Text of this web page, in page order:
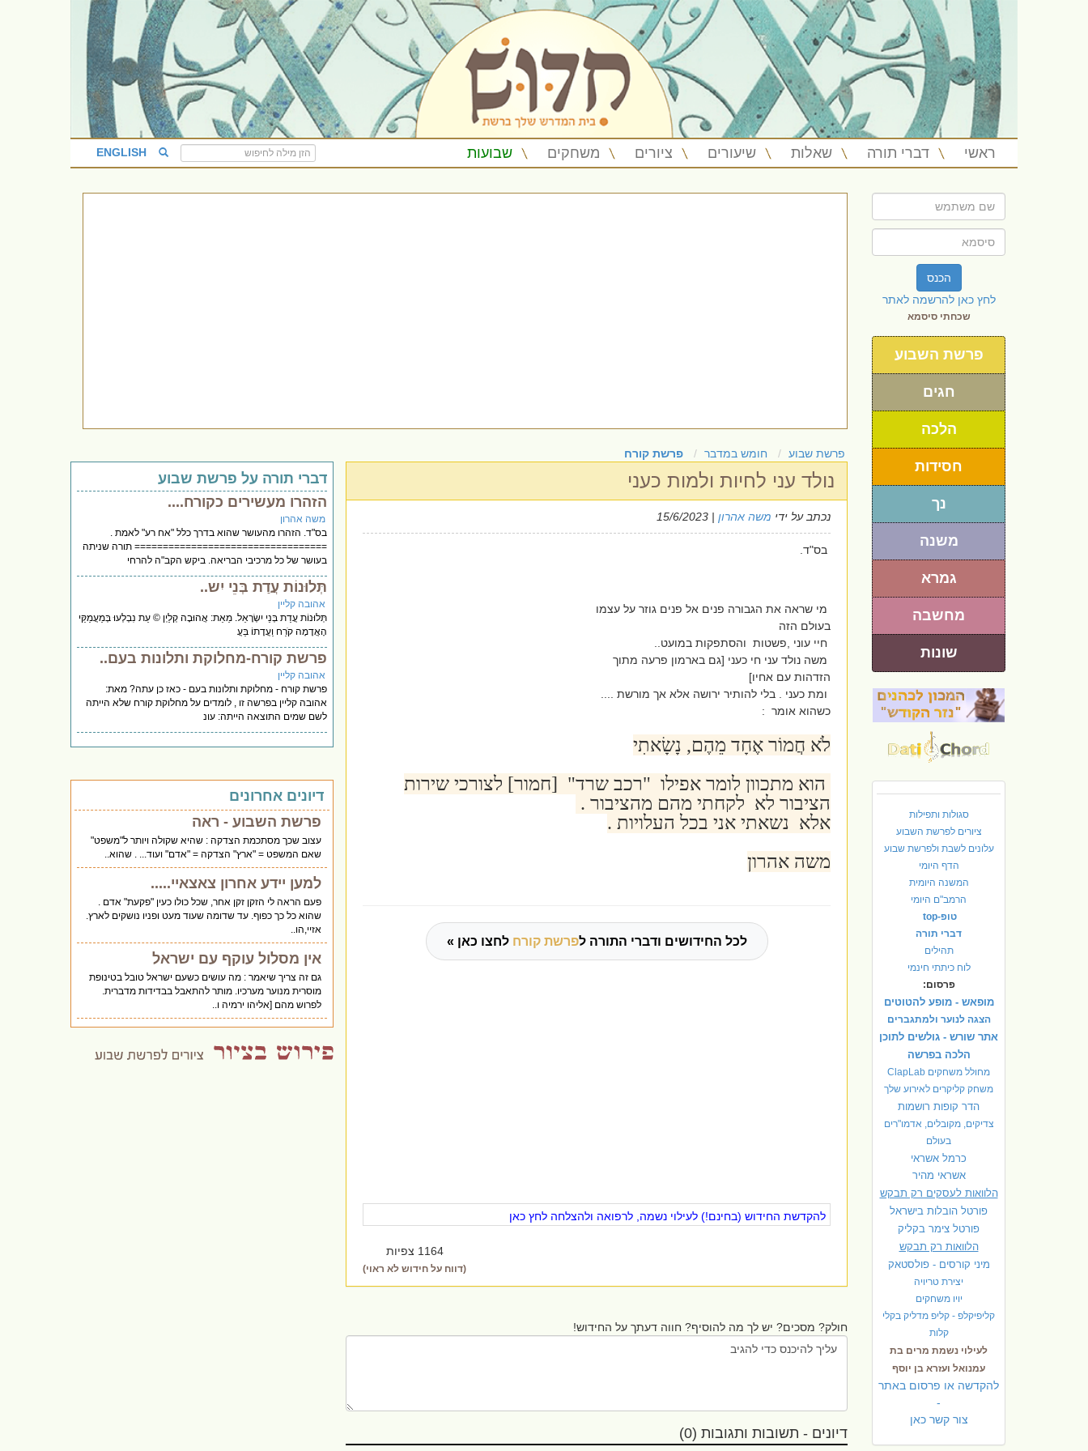
ראשי דברי תורה שאלות שיעורים ציורים משחקים שבועות ENGLISH
הכנס
לחץ כאן להרשמה לאתר
שכחתי סיסמא
פרשת השבוע
חגים
הלכה
חסידות
נך
משנה
גמרא
מחשבה
שונות
סגולות ותפילות
ציורים לפרשת השבוע
עלונים לשבת ולפרשת שבוע
הדף היומי
המשנה היומית
הרמב"ם היומי
טופ-top
דברי תורה
תהילים
לוח כיתתי חינמי
פרסום:
מופאש - מופע להטוטים
הצגה לנוער ולמתגברים
אתר שורש - גולשים לתוכן
הלכה בפרשה
מחולל משחקים ClapLab
משחק קליקרים לאירוע שלך
הדר קופות רושמות
צדיקים, מקובלים, אדמו"רים
בעולם
כרמל אשראי
אשראי מהיר
הלוואות לעסקים רק תבקש
פורטל הובלות בישראל
פורטל צימר בקליק
הלוואות רק תבקש
מיני קורסים - פולסטאק
יצירת טריויה
יויו משחקים
קליפיקלפ - קליפ מדליק בקלי
קלות
לעילוי נשמת מרים בת
עמנואל ועזרא בן יוסף
להקדשה או פרסום באתר
-
צור קשר כאן
פרשת שבוע חומש במדבר פרשת קורח
נולד עני לחיות ולמות כעני
נכתב על ידי משה אהרון | 15/6/2023
בס"ד.
מי שראה את הגבורה פנים אל פנים גוזר על עצמו
בעולם הזה
חיי עוני ,פשטות והסתפקות במועט..
משה נולד עני חי כעני [גם בארמון פרעה מתוך
הזדהות עם אחיו]
ומת כעני . בלי להותיר ירושה אלא אך מורשת ....
כשהוא אומר :
לֹא חֲמוֹר אֶחָד מֵהֶם, נָשָׂאתִי
הוא מתכוון לומר אפילו "רכב שרד" [חמור] לצורכי שירות
הציבור לא לקחתי מהם מהציבור .
אלא נשאתי אני בכל העלויות .
משה אהרון
לכל החידושים ודברי התורה לפרשת קורח לחצו כאן »
להקדשת החידוש (בחינם!) לעילוי נשמה, לרפואה ולהצלחה לחץ כאן
1164 צפיות
(דווח על חידוש לא ראוי)
חולק? מסכים? יש לך מה להוסיף? חווה דעתך על החידוש!
דיונים - תשובות ותגובות (0)
דברי תורה על פרשת שבוע
הזהרו מעשירים כקורח....
משה אהרון
בס"ד. הזהרו מהעושר שהוא בדרך כלל "אח רע" לאמת .
================================== תורה שניתה
בעושר של כל מרכיבי הבריאה. ביקש הקב"ה להרחי
תְּלוּנוֹת עֲדַת בְּנֵי יִש..
אהובה קליין
תְּלוּנוֹת עֲדַת בְּנֵי יִשְׂרָאֵל. מֵאֵת: אֲהוּבָה קְלַיְן © עֵת נִבְלְעוּ בְּמַעֲמַקֵּי
הָאֲדָמָה קֹרַח וַעֲדָתוֹ בַּעֲ
פרשת קורח-מחלוקת ותלונות בעם..
אהובה קליין
פרשת קורח - מחלוקת ותלונות בעם - כאז כן עתה? מאת:
אהובה קליין בפרשה זו , לומדים על מחלוקת קורח שלא הייתה
לשם שמים התוצאה הייתה: עונ
דיונים אחרונים
פרשת השבוע - ראה
עצוב שכך מסתכמת הצדקה : שהיא שקולה ויותר ל"משפט"
שאם המשפט = "ארץ" הצדקה = "אדם" ועוד... . שהוא..
למען יידע אחרון צאצאיי.....
פעם הראה לי הזקן זקן אחר, שכל כולו כעין "פקעת" אדם .
שהוא כל כך כפוף. עד שדומה שעוד מעט ופניו נושקים לארץ.
אזיי,הו..
אין מסלול עוקף עם ישראל
גם זה צריך שיאמר : מה עושים כשעם ישראל טובל בטינופת
מוסרית מנוער מערכיו. מותר להתאבל בבדידות מדברית.
לפרוש מהם [אליהו ירמיה ו..